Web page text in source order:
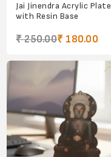
Jai Jinendra Acrylic Plate
with Resin Base
₹ 250.00₹ 180.00